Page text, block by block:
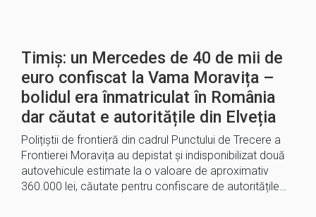
Timiș: un Mercedes de 40 de mii de
euro confiscat la Vama Moravița –
bolidul era înmatriculat în România
dar căutat e autoritățile din Elveția
Polițiștii de frontieră din cadrul Punctului de Trecere a
Frontierei Moravița au depistat şi indisponibilizat două
autovehicule estimate la o valoare de aproximativ
360.000 lei, căutate pentru confiscare de autoritățile…